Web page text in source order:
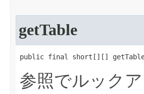
getTable
public final short[][]
参照でルック